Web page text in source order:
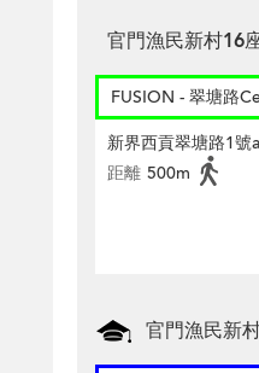
官門漁民新村16
FUSION - 翠塘路
新界西貢翠塘路1號
距離 500m
官門漁民新